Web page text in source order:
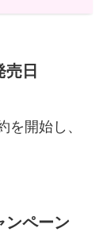
日
を開始し、
ンペーン